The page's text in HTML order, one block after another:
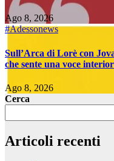
Ago 8, 2026
#Adessonews
Sull’Arca di Lorè con
che sente una voce
Ago 8, 2026
Cerca
Articoli recenti